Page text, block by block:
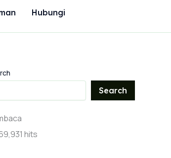
Hubungi
Search
hits